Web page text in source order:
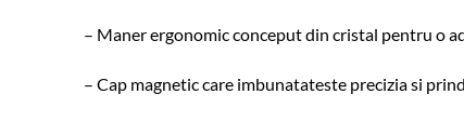
– Maner ergonomic conceput din cristal pentru o
– Cap magnetic care imbunatateste precizia si